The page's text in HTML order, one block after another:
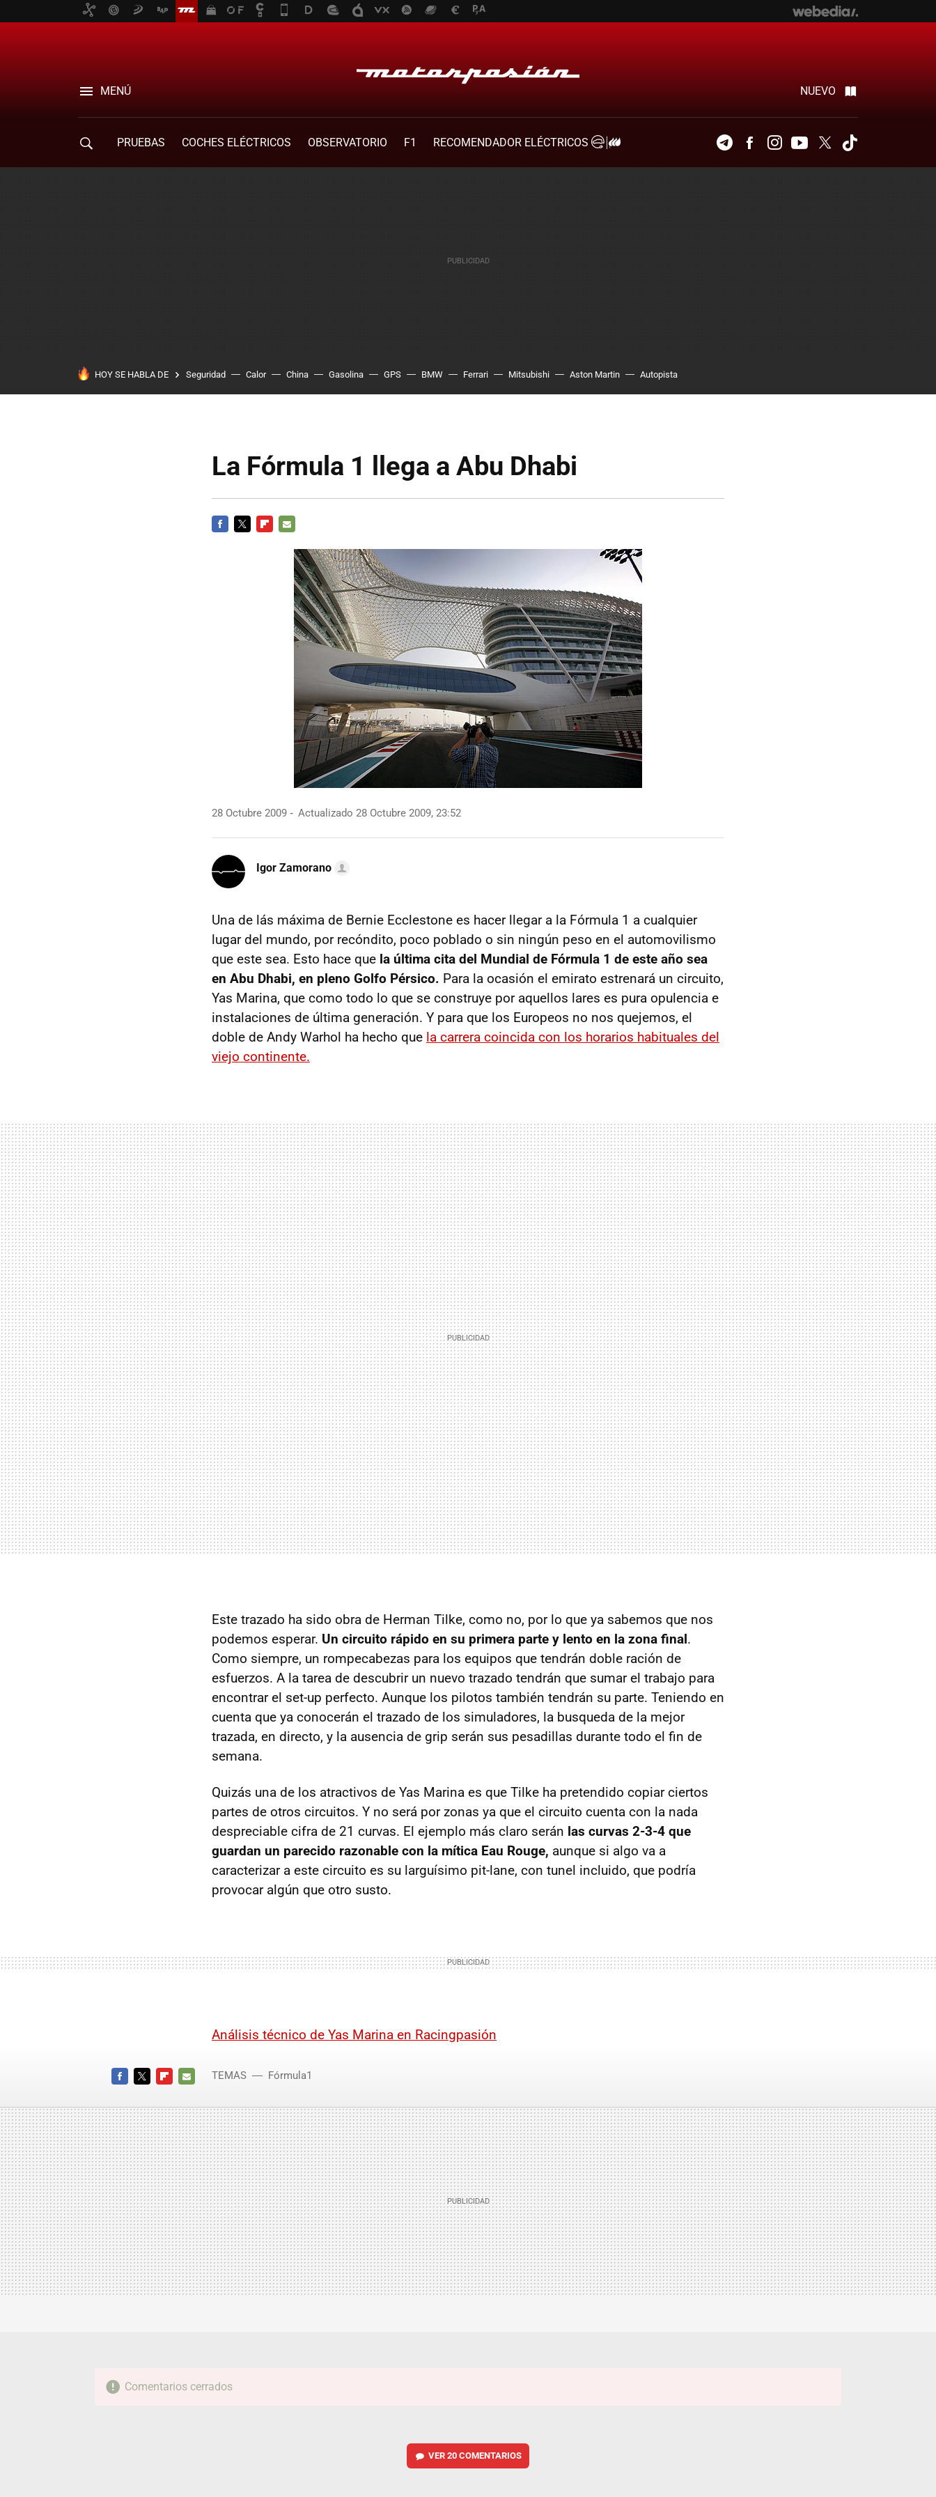
MENÚ NUEVO
PRUEBAS COCHES ELÉCTRICOS OBSERVATORIO F1
RECOMENDADOR ELÉCTRICOS
TelegramFacebookInstagramYoutubeTwitter
HOY SE HABLA DE Seguridad Calor China Gasolina GPS BMW Ferrari Mitsubishi Aston Martin Autopista
La Fórmula 1 llega a Abu Dhabi
MAIL
28 Octubre 2009 Actualizado 28 Octubre 2009, 23:52
Igor Zamorano
Una de lás máxima de Bernie Ecclestone es hacer llegar a la Fórmula 1 a cualquier
lugar del mundo, por recóndito, poco poblado o sin ningún peso en el automovilismo
que este sea. Esto hace que la última cita del Mundial de Fórmula 1 de este año sea
en Abu Dhabi, en pleno Golfo Pérsico. Para la ocasión el emirato estrenará un circuito,
Yas Marina, que como todo lo que se construye por aquellos lares es pura opulencia e
instalaciones de última generación. Y para que los Europeos no nos quejemos, el
doble de Andy Warhol ha hecho que la carrera coincida con los horarios habituales del
viejo continente.
Este trazado ha sido obra de Herman Tilke, como no, por lo que ya sabemos que nos
podemos esperar. Un circuito rápido en su primera parte y lento en la zona final.
Como siempre, un rompecabezas para los equipos que tendrán doble ración de
esfuerzos. A la tarea de descubrir un nuevo trazado tendrán que sumar el trabajo para
encontrar el set-up perfecto. Aunque los pilotos también tendrán su parte. Teniendo en
cuenta que ya conocerán el trazado de los simuladores, la busqueda de la mejor
trazada, en directo, y la ausencia de grip serán sus pesadillas durante todo el fin de
semana.
Quizás una de los atractivos de Yas Marina es que Tilke ha pretendido copiar ciertos
partes de otros circuitos. Y no será por zonas ya que el circuito cuenta con la nada
despreciable cifra de 21 curvas. El ejemplo más claro serán las curvas 2-3-4 que
guardan un parecido razonable con la mítica Eau Rouge, aunque si algo va a
caracterizar a este circuito es su larguísimo pit-lane, con tunel incluido, que podría
provocar algún que otro susto.
Análisis técnico de Yas Marina en Racingpasión
MAIL
TEMAS Fórmula1
Comentarios cerrados
VER 20 COMENTARIOS